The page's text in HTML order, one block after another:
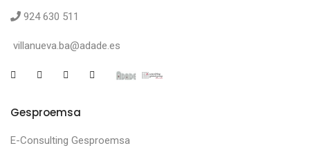
924 630 511
villanueva.ba@adade.es
Gesproemsa
E-Consulting Gesproemsa